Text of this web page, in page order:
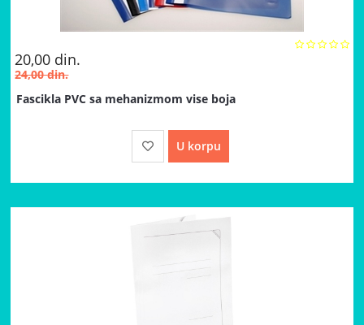
20,00 din.
24,00din.
Fascikla PVC sa mehanizmom vise boja
U korpu